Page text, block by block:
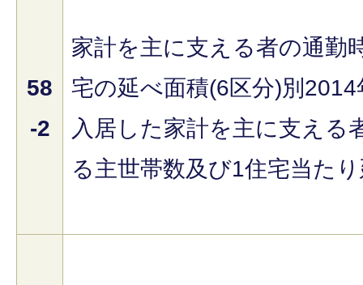
58
-2
家計を主に支える者の通勤
宅の延べ面積(6区分)別
入居した家計を主に支える
る主世帯数及び1住宅当た